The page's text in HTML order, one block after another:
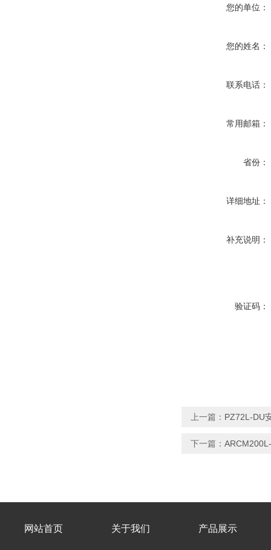
您的单位：
您的姓名：
联系电话：
常用邮箱：
省份：
详细地址：
补充说明：
验证码：
上一篇： PZ72L-DU
下一篇：
网站首页 关于我们 产品展示